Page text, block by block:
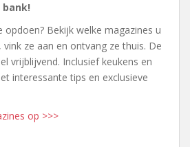
opdoen? Bekijk welke magazines u
ze aan en ontvang ze thuis. De
vrijblijvend. Inclusief keukens en
interessante tips en exclusieve
op >>>